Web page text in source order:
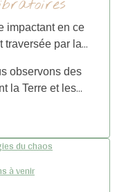
impactant en ce
traversée par la
observons des
la Terre et les
à venir